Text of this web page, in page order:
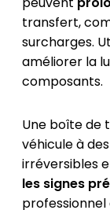
transfert,
surcharges.
améliorer la
composants.
Une boîte de
véhicule à
irréversibles
les signes